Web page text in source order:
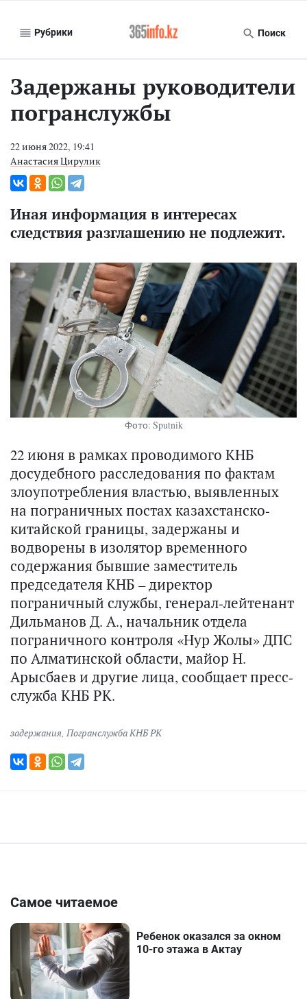
Рубрики Поиск
Задержаны руководители
погранслужбы
22 июня 2022, 19:41
Анастасия Цирулик
Иная информация в интересах
следствия разглашению не подлежит.
Фото: Sputnik
22 июня в рамках проводимого КНБ
досудебного расследования по фактам
злоупотребления властью, выявленных
на пограничных постах казахстанско-
китайской границы, задержаны и
водворены в изолятор временного
содержания бывшие заместитель
председателя КНБ – директор
пограничный службы, генерал-лейтенант
Дильманов Д. А., начальник отдела
пограничного контроля «Нур Жолы» ДПС
по Алматинской области, майор Н.
Арысбаев и другие лица, сообщает пресс-
служба КНБ РК.
задержания, Погранслужба КНБ РК
Самое читаемое
Ребенок оказался за окном
10-го этажа в Актау